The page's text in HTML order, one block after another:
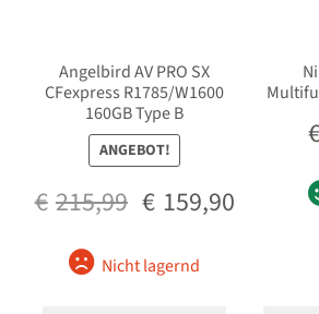
Angelbird AV PRO SX
CFexpress R1785/W1600
160GB Type B
ANGEBOT!
€ 215,99 Ursprünglicher
€215,99
€ 159,90Aktueller
Nicht lagernd